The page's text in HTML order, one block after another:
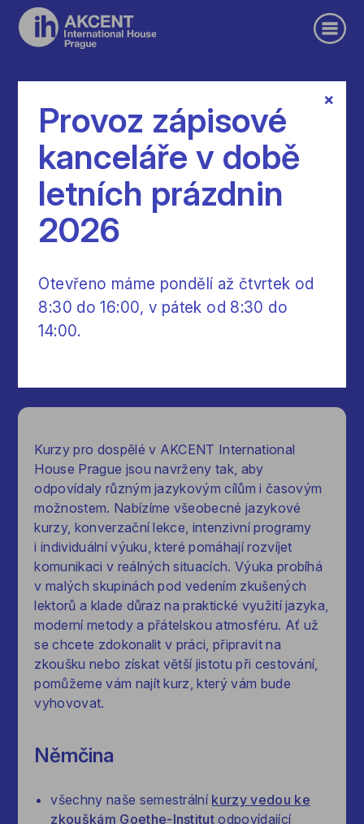
Kurzy pro dospělé
Zápis a termíny Angličtina Němčina
Francouzština Španělština
Čeština pro cizince
Příprava na zkoušky Cambridge
Individuální výuka Roční intenzivní kurz
Kurzy pro dospělé v AKCENT International
House Prague jsou navrženy tak, aby
odpovídaly různým jazykovým cílům i časovým
možnostem. Nabízíme všeobecné jazykové
kurzy, konverzační lekce, intenzivní programy
i individuální výuku, které pomáhají rozvíjet
komunikaci v reálných situacích. Výuka probíhá
v malých skupinách pod vedením zkušených
lektorů a klade důraz na praktické využití jazyka,
moderní metody a přátelskou atmosféru. Ať už
se chcete zdokonalit v práci, připravit na
zkoušku nebo získat větší jistotu při cestování,
pomůžeme vám najít kurz, který vám bude
vyhovovat.
Němčina
všechny naše semestrální kurzy vedou ke
zkouškám Goethe-Institut odpovídající
×
Provoz zápisové
kanceláře v době
letních prázdnin
2026
Otevřeno máme pondělí až čtvrtek od
8:30 do 16:00, v pátek od 8:30 do
14:00.